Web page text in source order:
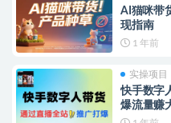
AI猫咪带
现指南
1 年前
实操项目
快手数字
爆流量赚